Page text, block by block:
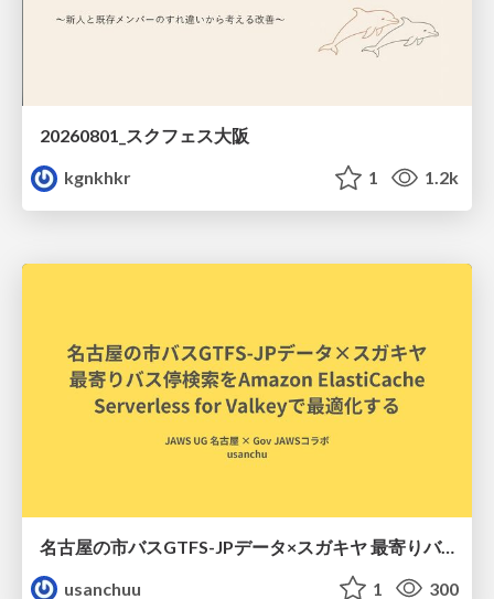
20260801_スクフェス大阪
kgnkhkr
1 1.2k
名古屋の市バスGTFS-JPデータ×スガキヤ 最寄りバス停検索をAmazon ElastiCache Serverless for Valkeyで最適化する
usanchuu
1 300